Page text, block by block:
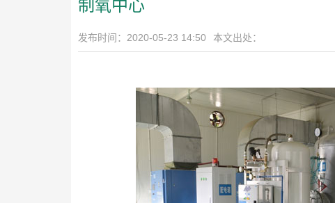
制氧中心
发布时间：2020-05-23 14:50 本文出处：